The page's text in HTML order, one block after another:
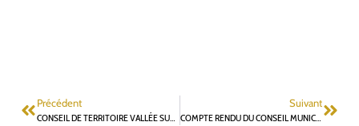
Précédent
CONSEIL DE TERRITOIRE VALLÉE SUD GRAND PARIS : INTERVENTION DE GILLES MERGY LORS DU DÉBAT D’ORIENTATIONS BUDGÉTAIRES
Suivant
COMPTE RENDU DU CONSEIL MUNICIPAL DU 12 DÉCEMBRE